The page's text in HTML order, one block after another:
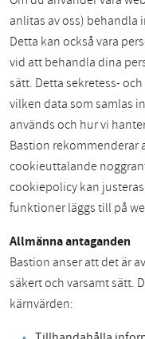
anlitas av oss)
Detta kan också vara
vid att behandla dina
sätt. Detta sekretess-
vilken data som samlas
används och hur vi
Bastion rekommenderar
cookieuttalande
cookiepolicy kan
funktioner läggs till på
Allmänna antaganden
Bastion anser att det är
säkert och varsamt sätt.
kärnvärden: